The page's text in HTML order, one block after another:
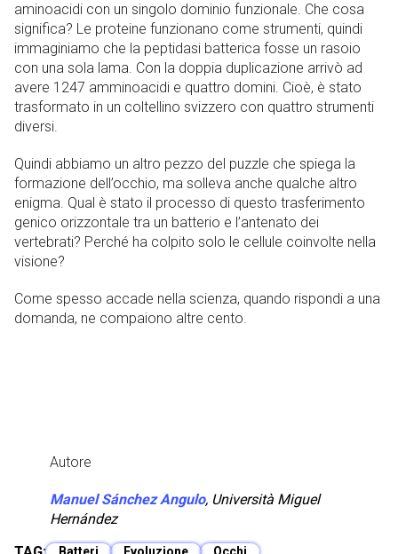
aminoacidi con un singolo dominio funzionale. Che cosa
significa? Le proteine ​​funzionano come strumenti, quindi
immaginiamo che la peptidasi batterica fosse un rasoio
con una sola lama. Con la doppia duplicazione arrivò ad
avere 1247 amminoacidi e quattro domini. Cioè, è stato
trasformato in un coltellino svizzero con quattro strumenti
diversi.
Quindi abbiamo un altro pezzo del puzzle che spiega la
formazione dell’occhio, ma solleva anche qualche altro
enigma. Qual è stato il processo di questo trasferimento
genico orizzontale tra un batterio e l’antenato dei
vertebrati? Perché ha colpito solo le cellule coinvolte nella
visione?
Come spesso accade nella scienza, quando rispondi a una
domanda, ne compaiono altre cento.
Autore
Manuel Sánchez Angulo, Università Miguel
Hernández